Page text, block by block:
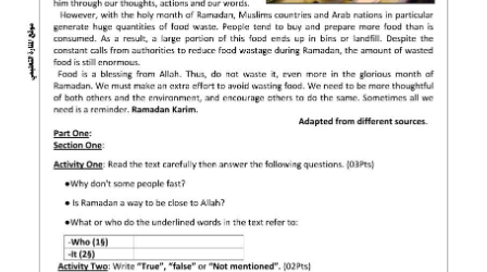
المسابقات المهنية
البحوث الجاهزة
بحوث الرياضيات
بحوث التاريخ و الجغرافيا